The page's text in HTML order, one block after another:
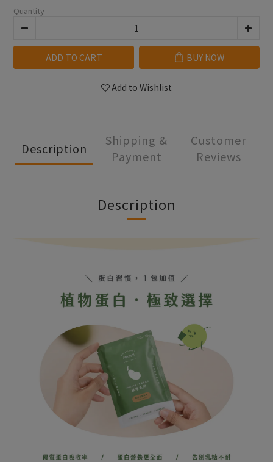
Quantity
ADD TO CART BUY NOW
Add to Wishlist
Description
Shipping &
Payment
Customer
Reviews
Description